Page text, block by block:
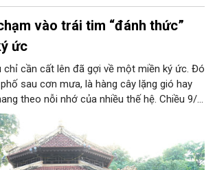
vào trái tim “đánh thức”
ức
chỉ cần cất lên đã gợi về một miền ký ức. Đó
sau cơn mưa, là hàng cây lặng gió hay
theo nỗi nhớ của nhiều thế hệ. Chiều 9/8,
hoa Lý Thái Tổ, chương trình “Âm nhạc
một không gian như thế, nơi mỗi tác phẩm
tinh tế về vẻ đẹp của con người và đời